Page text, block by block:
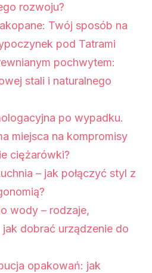
rozwoju?
Twój sposób na
pod Tatrami
pochwytem:
stali i naturalnego
po wypadku.
miejsca na kompromisy
ciężarówki?
– jak połączyć styl z
wody – rodzaje,
dobrać urządzenie do
opakowań: jak